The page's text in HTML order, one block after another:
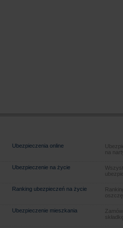
Ubezpieczenia online
na
Ubezpieczenie na życie
Ranking ubezpieczeń na życie
Ubezpieczenie mieszkania